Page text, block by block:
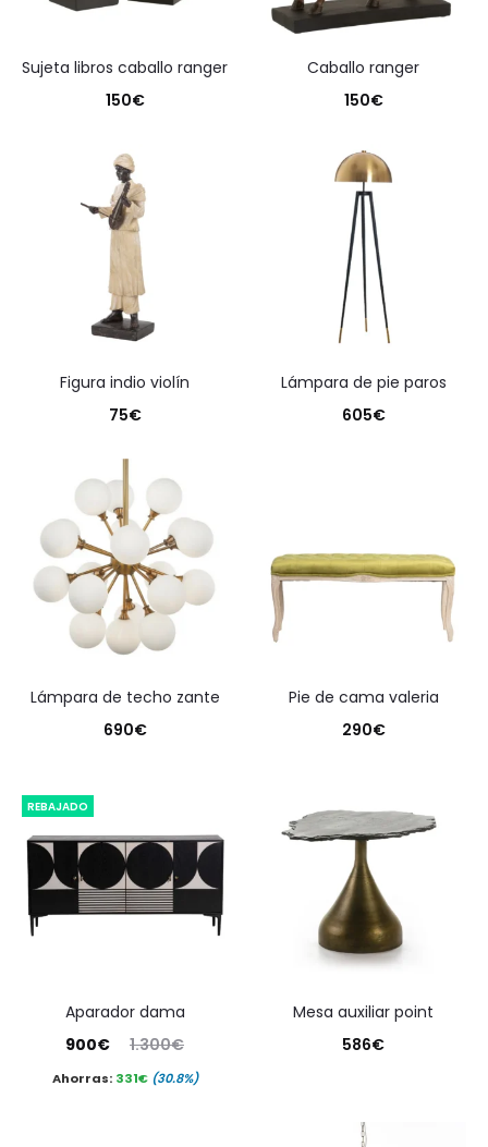
sujeta libros caballo ranger
150€
caballo ranger
150€
figura indio violín
75€
lámpara de pie paros
605€
lámpara de techo zante
690€
pie de cama valeria
290€
REBAJADO
aparador dama
1.300€
El
precio
900€
precioAhorras: 331€ (30.8%)
mesa auxiliar point
586€